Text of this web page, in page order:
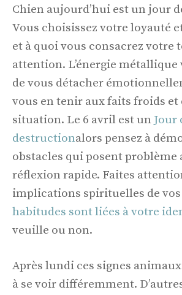
Chien aujourd’hui est un jour
Vous choisissez votre loyauté
et à quoi vous consacrez votre
attention. L’énergie métallique
de vous détacher
vous en tenir aux faits froids et
situation. Le 6 avril est un Jour
destructionalors pensez à
obstacles qui posent problème
réflexion rapide. Faites
implications spirituelles de
habitudes sont liées à votre
veuille ou non.
Après lundi ces signes
à se voir différemment.